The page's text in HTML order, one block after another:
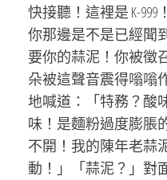
快接聽！這裡是 K-
你那邊是不是已經聞
要你的蒜泥！你被徵
朵被這聲音震得嗡嗡
地喊道：「特務？酸
味！是麵粉過度膨脹
不開！我的陳年老蒜
動！」「蒜泥？」對